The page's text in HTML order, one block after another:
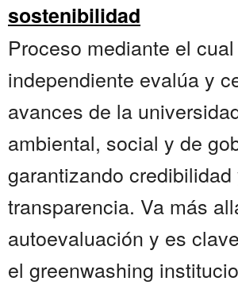
sostenibilidad
Proceso mediante el
independiente evalúa y
avances de la
ambiental, social y de
garantizando credibilidad
transparencia. Va más
autoevaluación y es
el greenwashing